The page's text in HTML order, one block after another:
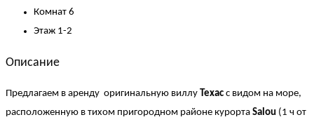
Комнат 6
Этаж 1-2
Описание
Предлагаем в аренду оригинальную виллу Техас с видом на море,
расположенную в тихом пригородном районе курорта Salou (1 ч от